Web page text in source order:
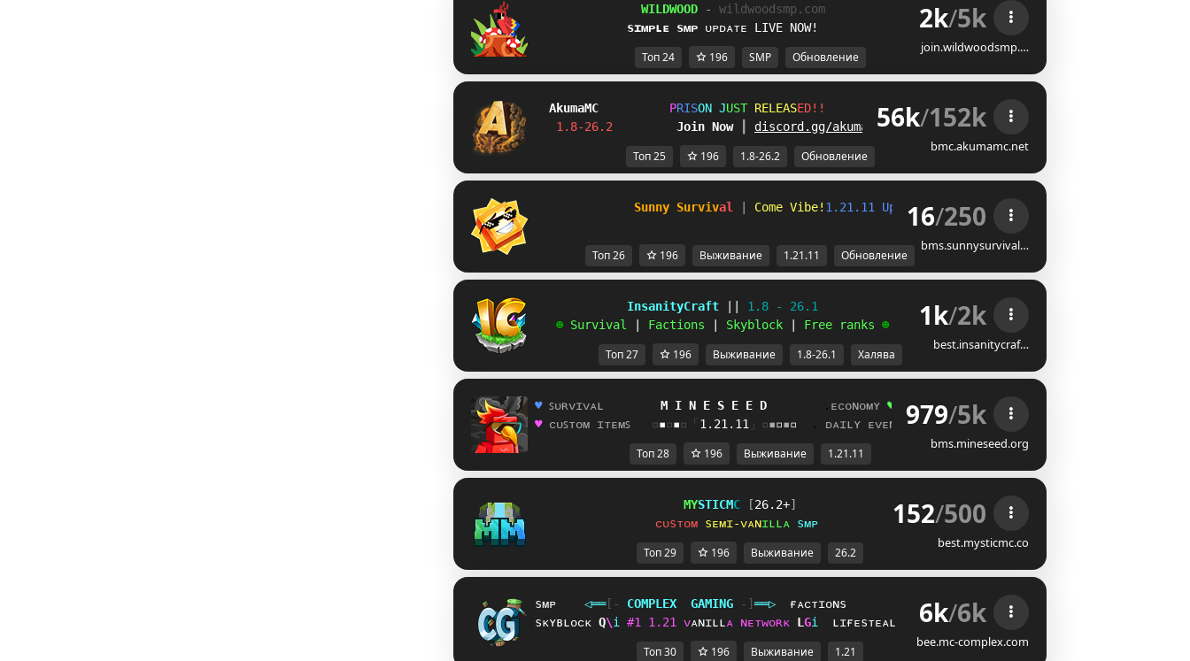
WIL DWOOD - wildwoodsmp.com
sɪᴍᴘʟᴇ sᴍᴘ ᴜᴘᴅᴀᴛᴇ LIVE NOW! 2k/5k
join.wildwoodsmp.…
Топ 24 196 SMP Обновление
AkumaMC PRISON JUST REL EASED! !
1.8-26.2 Join Now discord.gg/akumamc56k/152k
bmc.akumamc.net
Топ 25 196 1.8-26.2 Обновление
Sunny Survival Come Vibe! 1.21.11 Update- Copper Golems, Spears & More!
16/250
bms.sunnysurvival…
Топ 26 196 Выживание 1.21.11 Обновление
InsanityCraft
1.8 - 26.1
☻ Survival Factions Skyblock Free ranks ☻ 1k/2k
best.insanitycraf…
Топ 27 196 Выживание 1.8-26.1 Халява
♥ ꜱᴜʀᴠɪᴠᴀʟ M I N E S E E D . ᴇᴄᴏɴᴏᴍʏ ♥
♥ ᴄᴜꜱᴛᴏᴍ ɪᴛᴇᴍꜱ ▫▪▫▪▫「 1.21.11 」▫▪▫▪▫ . ᴅᴀɪʟʏ ᴇᴠᴇɴᴛꜱ ♥
979/5k
bms.mineseed.org
Топ 28 196 Выживание 1.21.11
MYSTICMC [26.2+]
ᴄᴜsᴛᴏᴍ sᴇᴍɪ-ᴠᴀɴɪʟʟᴀ sᴍᴘ 152/500
best.mysticmc.co
Топ 29 196 Выживание 26.2
sᴍᴘ ◁══[‐ COMPL EX GAMING ‐]══▷
ғᴀᴄᴛɪᴏɴs
sᴋʏʙʟᴏᴄᴋ MZi #1 1 . 21 ᴠᴀɴɪʟʟᴀ ɴᴇᴛᴡᴏʀᴋ P Ci ʟɪғᴇsᴛᴇᴀʟ 6k/6k
bee.mc-complex.com
Топ 30 196 Выживание 1.21